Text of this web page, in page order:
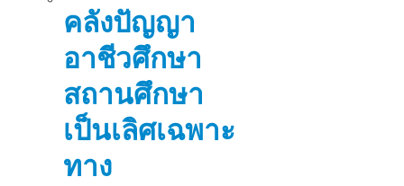
คลังปัญญา
อาชีวศึกษา
สถานศึกษา
เป็นเลิศเฉพาะ
ทาง